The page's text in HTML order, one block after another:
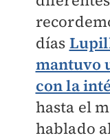
días
mantuvo
con la
hasta el
hablado